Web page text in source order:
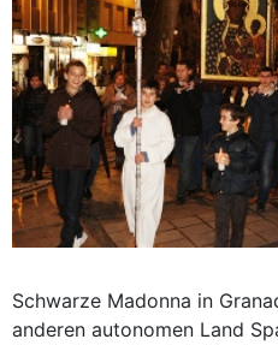
Schwarze Madonna in
anderen autonomen Land